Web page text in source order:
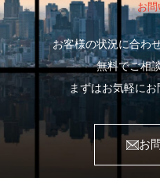
お問
お客様の状況に合わ
無料でご相
まずはお気軽にお
お